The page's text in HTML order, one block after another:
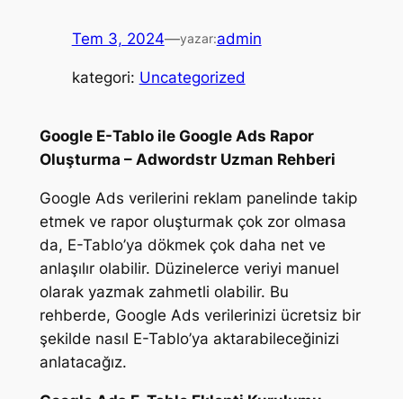
Tem 3, 2024—yazar:admin
kategori: Uncategorized
Google E-Tablo ile Google Ads Rapor
Oluşturma – Adwordstr Uzman Rehberi
Google Ads verilerini reklam panelinde takip
etmek ve rapor oluşturmak çok zor olmasa
da, E-Tablo’ya dökmek çok daha net ve
anlaşılır olabilir. Düzinelerce veriyi manuel
olarak yazmak zahmetli olabilir. Bu
rehberde, Google Ads verilerinizi ücretsiz bir
şekilde nasıl E-Tablo’ya aktarabileceğinizi
anlatacağız.